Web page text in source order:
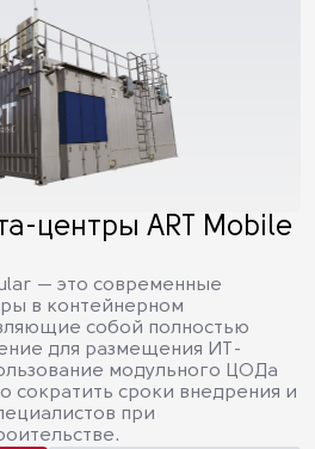
центры ART Mobile
— это современные
в контейнерном
собой полностью
для размещения ИТ-
модульного ЦОДа
сократить сроки внедрения и
при